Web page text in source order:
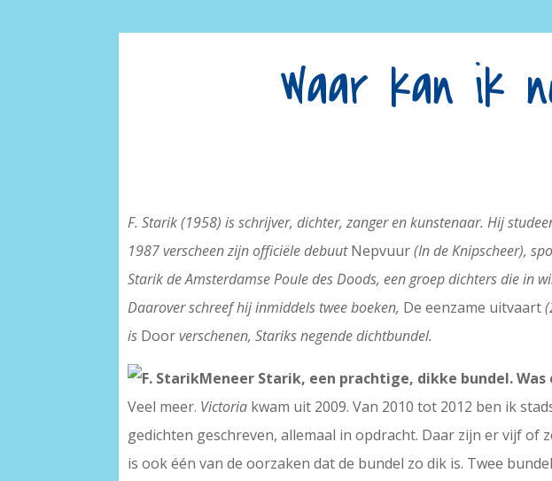
Waar kan ik
F. Starik (1958) is schrijver, dichter, zanger en kunstenaar. Hij
1987 verscheen zijn officiële debuutNepvuur(In de Knipscheer),
Starik de Amsterdamse Poule des Doods, een groep dichters die in
Daarover schreef hij inmiddels twee boeken, De eenzame uitvaart
is Doorverschenen, Stariks negende dichtbundel.
Meneer Starik, een prachtige, dikke bundel.
Veel meer. Victoria kwam uit 2009. Van 2010 tot 2012 ben ik
gedichten geschreven, allemaal in opdracht. Daar zijn er vijf
is ook één van de oorzaken dat de bundel zo dik is. Twee